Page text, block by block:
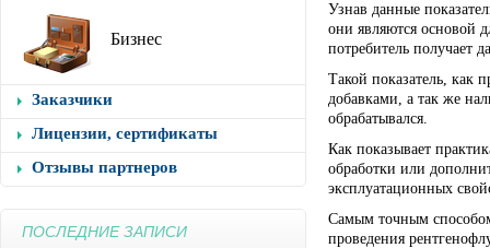
Бизнес
Заказчики
Лицензии, сертификаты
Отзывы партнеров
ПОСЛЕДНИЕ ЗАПИСИ
Узнав данные
они являются основой
потребитель получает
Такой показатель, как
добавками, а так же
обрабатывался.
Как показывает
обработки или
эксплуатационных
Самым точным
проведения